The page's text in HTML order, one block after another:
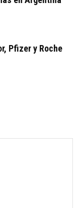
Pfizer y Roche